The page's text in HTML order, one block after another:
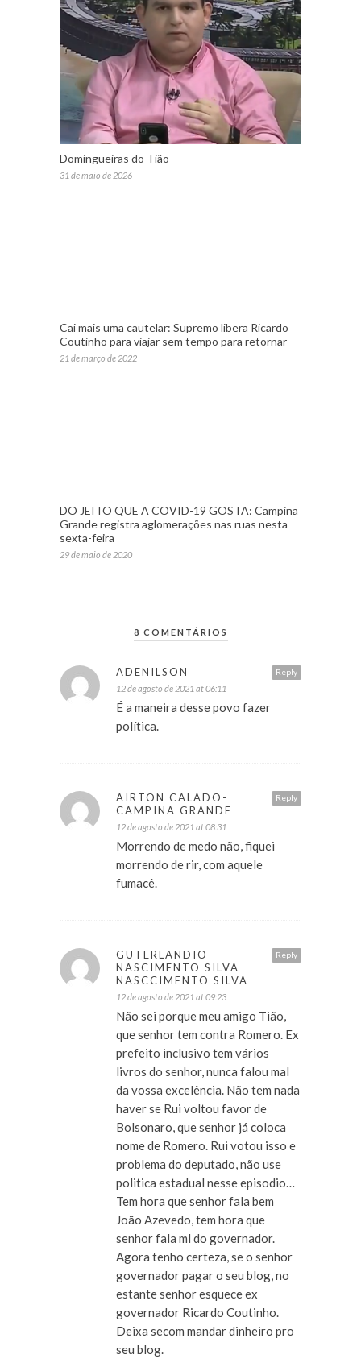
Domingueiras do Tião
31 de maio de 2026
Cai mais uma cautelar: Supremo libera Ricardo
Coutinho para viajar sem tempo para retornar
21 de março de 2022
DO JEITO QUE A COVID-19 GOSTA: Campina
Grande registra aglomerações nas ruas nesta
sexta-feira
29 de maio de 2020
8 COMENTÁRIOS
Reply
ADENILSON
12 de agosto de 2021 at 06:11
É a maneira desse povo fazer
política.
Reply
AIRTON CALADO-
CAMPINA GRANDE
12 de agosto de 2021 at 08:31
Morrendo de medo não, fiquei
morrendo de rir, com aquele
fumacê.
Reply
GUTERLANDIO
NASCIMENTO SILVA
NASCCIMENTO SILVA
12 de agosto de 2021 at 09:23
Não sei porque meu amigo Tião,
que senhor tem contra Romero. Ex
prefeito inclusivo tem vários
livros do senhor, nunca falou mal
da vossa excelência. Não tem nada
haver se Rui voltou favor de
Bolsonaro, que senhor já coloca
nome de Romero. Rui votou isso e
problema do deputado, não use
politica estadual nesse episodio…
Tem hora que senhor fala bem
João Azevedo, tem hora que
senhor fala ml do governador.
Agora tenho certeza, se o senhor
governador pagar o seu blog, no
estante senhor esquece ex
governador Ricardo Coutinho.
Deixa secom mandar dinheiro pro
seu blog.